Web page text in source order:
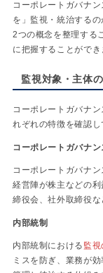
コーポレートガバナ
を」監視・統治する
2つの概念を整理する
に把握することができ
監視対象・主体
コーポレートガバナ
れぞれの特徴を確認し
コーポレートガバナン
コーポレートガバナ
経営陣が株主などの
締役会、社外取締役な
内部統制
内部統制における 監視
ミスを防ぎ、業務が